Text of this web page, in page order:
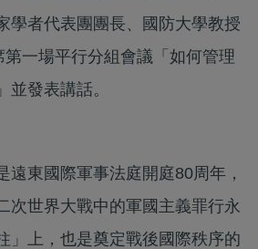
學者代表團團長、國防大學教授
一場平行分組會議「如何管理
並發表講話。
遠東國際軍事法庭開庭80周年，
次世界大戰中的軍國主義罪行永
」上，也是奠定戰後國際秩序的